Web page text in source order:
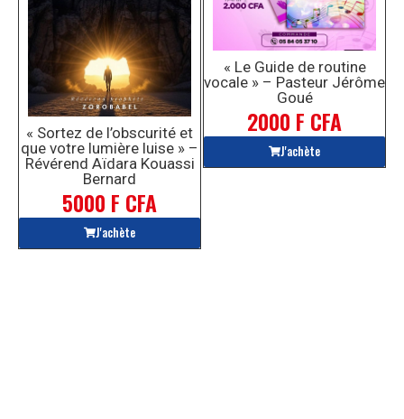
« Sortez de l’obscurité et
que votre lumière luise » –
Révérend Aïdara Kouassi
Bernard
5000 F CFA
J'achète
« Le Guide de routine
vocale » – Pasteur Jérôme
Goué
2000 F CFA
J'achète